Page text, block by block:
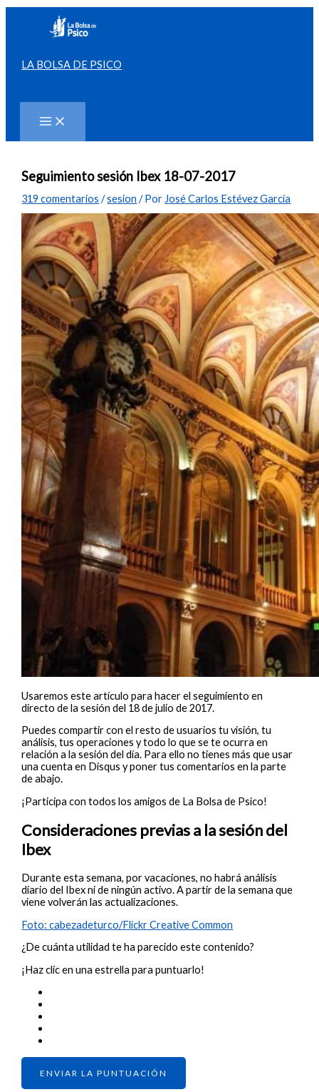
contenido
LA BOLSA DE PSICO
Seguimiento sesión Ibex 18-07-2017
319 comentarios /sesion / Por José Carlos Estévez García
Usaremos este artículo para hacer el seguimiento en
directo de la sesión del 18 de julio de 2017.
Puedes compartir con el resto de usuarios tu visión, tu
análisis, tus operaciones y todo lo que se te ocurra en
relación a la sesión del día. Para ello no tienes más que usar
una cuenta en Disqus y poner tus comentarios en la parte
de abajo.
¡Participa con todos los amigos de La Bolsa de Psico!
Consideraciones previas a la sesión del
Ibex
Durante esta semana, por vacaciones, no habrá análisis
diario del Ibex ni de ningún activo. A partir de la semana que
viene volverán las actualizaciones.
Foto: cabezadeturco/Flickr Creative Common
¿De cuánta utilidad te ha parecido este contenido?
¡Haz clic en una estrella para puntuarlo!
ENVIAR LA PUNTUACIÓN